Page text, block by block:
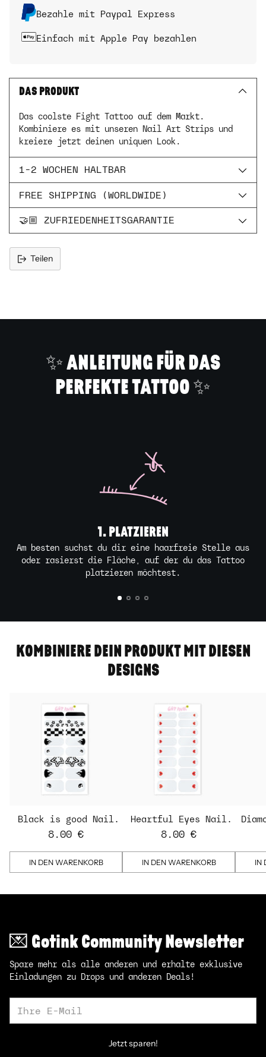
Bezahle mit Paypal Express
Einfach mit Apple Pay bezahlen
DAS PRODUKT
Das coolste Fight Tattoo auf dem Markt.
Kombiniere es mit unseren Nail Art Strips und
kreiere jetzt deinen uniquen Look.
1-2 WOCHEN HALTBAR
FREE SHIPPING (WORLDWIDE)
🤝🏼 ZUFRIEDENHEITSGARANTIE
Teilen
✨ ANLEITUNG FÜR DAS
PERFEKTE TATTOO ✨
1. PLATZIEREN
Am besten suchst du dir eine haarfreie Stelle aus
oder rasierst die Fläche, auf der du das Tattoo
platzieren möchtest.
KOMBINIERE DEIN PRODUKT MIT DIESEN
DESIGNS
Black is good Nail
Strips
8.00 €
IN DEN WARENKORB
Heartful Eyes Nail
Strips - transparent
8.00 €
IN DEN WARENKORB IN
💌 Gotink Community Newsletter
Spare mehr als alle anderen und erhalte exklusive
Einladungen zu Drops und anderen Deals!
E-
Jetzt sparen!